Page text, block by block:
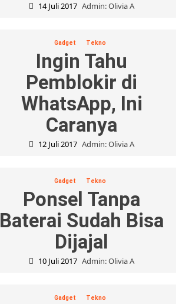
14 Juli 2017 Admin: Olivia A
Gadget Tekno
Ingin Tahu
Pemblokir di
WhatsApp, Ini
Caranya
12 Juli 2017 Admin: Olivia A
Gadget Tekno
Ponsel Tanpa
Baterai Sudah Bisa
Dijajal
10 Juli 2017 Admin: Olivia A
Gadget Tekno